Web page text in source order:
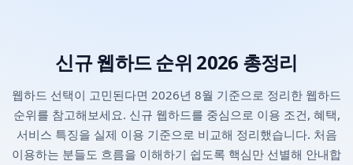
신규 웹하드 순위 2026 총정리
웹하드 선택이 고민된다면 2026년 8월 기준으로 정리한 웹하드
순위를 참고해보세요. 신규 웹하드를 중심으로 이용 조건, 혜택,
서비스 특징을 실제 이용 기준으로 비교해 정리했습니다. 처음
이용하는 분들도 흐름을 이해하기 쉽도록 핵심만 선별해 안내합